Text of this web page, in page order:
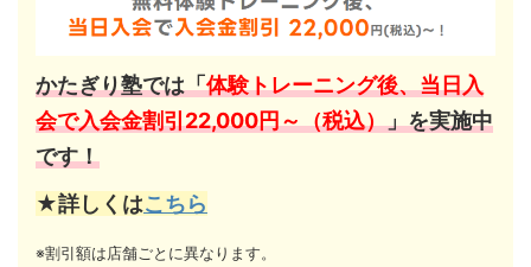
かたぎり塾では「体験トレーニング後、当日入
会で入会金割引22,000円～（税込）」を実施中
です！
★詳しくはこちら
※割引額は店舗ごとに異なります。